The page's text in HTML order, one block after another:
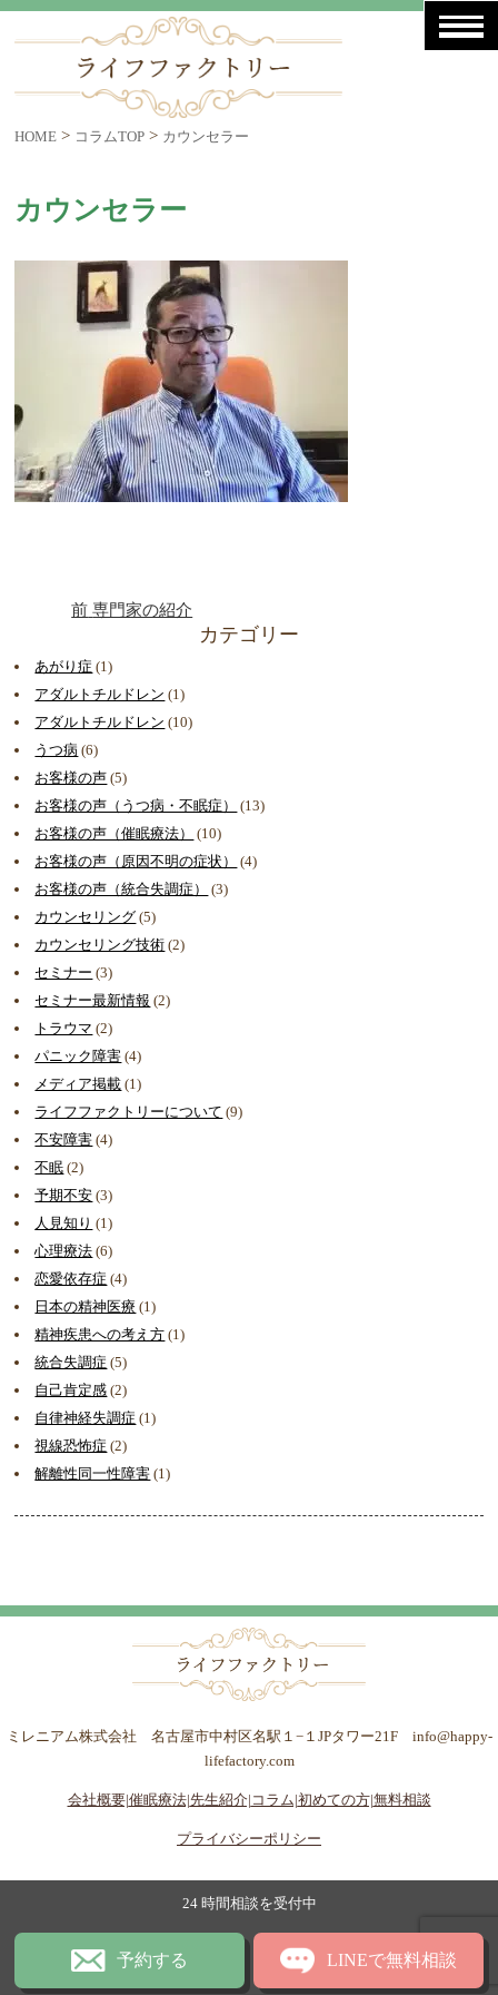
HOME > コラムTOP > カウンセラー
カウンセラー
前 専門家の紹介
カテゴリー
あがり症 (1)
アダルトチルドレン (1)
アダルトチルドレン (10)
うつ病 (6)
お客様の声 (5)
お客様の声（うつ病・不眠症）
(13)
お客様の声（催眠療法）
(10)
お客様の声（原因不明の症状）
(4)
お客様の声（統合失調症）
(3)
カウンセリング (5)
カウンセリング技術 (2)
セミナー (3)
セミナー最新情報 (2)
トラウマ (2)
パニック障害 (4)
メディア掲載 (1)
ライフファクトリーについて (9)
不安障害 (4)
不眠 (2)
予期不安 (3)
人見知り (1)
心理療法 (6)
恋愛依存症 (4)
日本の精神医療 (1)
精神疾患への考え方 (1)
統合失調症 (5)
自己肯定感 (2)
自律神経失調症 (1)
視線恐怖症 (2)
解離性同一性障害 (1)
ミレニアム株式会社 名古屋市中村区名駅１−１JPタワー21F info@happy-
lifefactory.com
会社概要|催眠療法|先生紹介| コラム|初めての方|無料相談
プライバシーポリシー
24 時間相談を受付中
予約する LINEで無料相談